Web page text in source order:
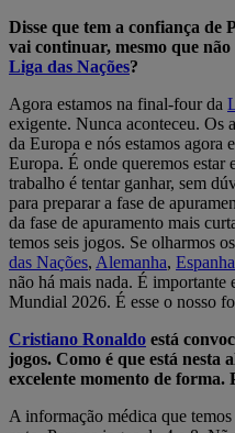
Disse que tem a confiança de
vai continuar, mesmo que
Liga das Nações?
Agora estamos na final-four da
exigente. Nunca aconteceu. Os
da Europa e nós estamos agora
Europa. É onde queremos estar
trabalho é tentar ganhar, sem
para preparar a fase de
da fase de apuramento mais
temos seis jogos. Se olharmos
das Nações, Alemanha, Espanha
não há mais nada. É importante
Mundial 2026. É esse o nosso
Cristiano Ronaldo está
jogos. Como é que está nesta
excelente momento de forma.
A informação médica que